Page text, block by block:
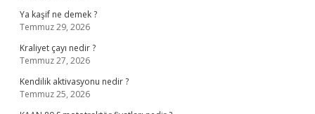
Ya kaşif ne demek ?
Temmuz 29, 2026
Kraliyet çayı nedir ?
Temmuz 27, 2026
Kendilik aktivasyonu nedir ?
Temmuz 25, 2026